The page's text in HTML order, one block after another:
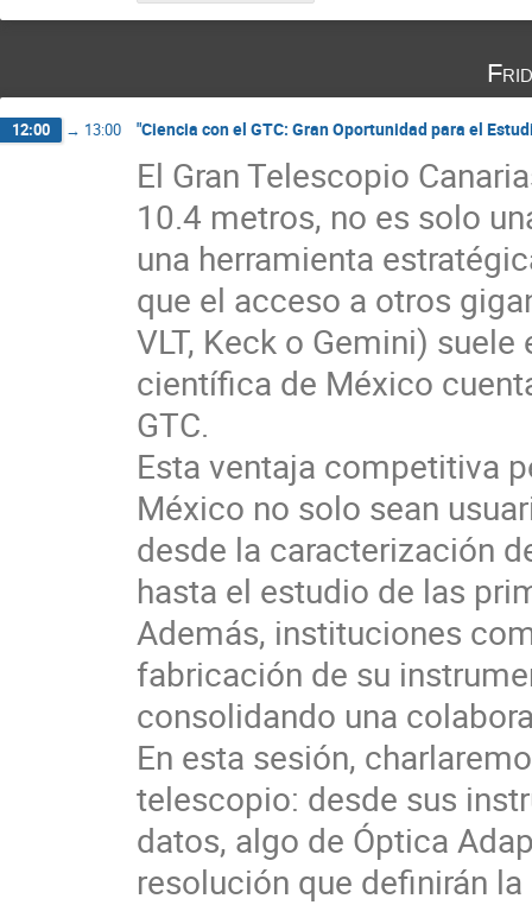
12:00 → 13:00 "Ciencia con el GTC: Gran Oportunidad para el
El Gran Telescopio
10.4 metros, no es solo
una herramienta
que el acceso a otros
VLT, Keck o Gemini)
científica de México
GTC.
Esta ventaja competitiva
México no solo sean
desde la caracterización
hasta el estudio de las
Además, instituciones
fabricación de su
consolidando una
En esta sesión,
telescopio: desde sus
datos, algo de Óptica
resolución que definirán